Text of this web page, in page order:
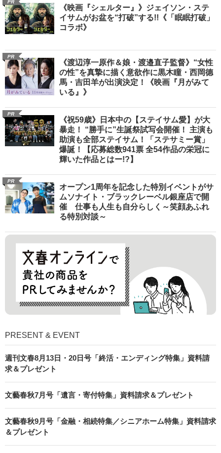
PR
《映画『シェルター』》ジェイソン・ステ
イサムがお盆を“打破”する!!《「眠眠打破」
コラボ》
PR
《渡辺淳一原作＆娘・渡邉直子監督》“女性
の性”を真摯に描く意欲作に黒木瞳・西岡德
馬・吉田羊が出演決定！《映画『月がみて
いる』》
PR
《祝59歳》日本中の【ステイサム愛】が大
暴走！ “勝手に”生誕祭試写会開催！ 主演も
助演も全部ステイサム！「ステサミー賞」
爆誕！【応募総数941票 全54作品の栄冠に
輝いた作品とはー!?】
PR
オープン1周年を記念した特別イベントがサ
ムソナイト・ブラックレーベル銀座店で開
催 仕事も人生も自分らしく～笑顔あふれ
る特別対談～
PRESENT & EVENT
週刊文春8月13日・20日号「終活・エンディング特集」資料請
求＆プレゼント
文藝春秋7月号「遺言・寄付特集」資料請求＆プレゼント
文藝春秋9月号「金融・相続特集／シニアホーム特集」資料請求
＆プレゼント